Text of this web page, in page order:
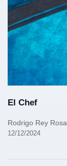
El Chef
Rodrigo Rey Rosa
12/12/2024